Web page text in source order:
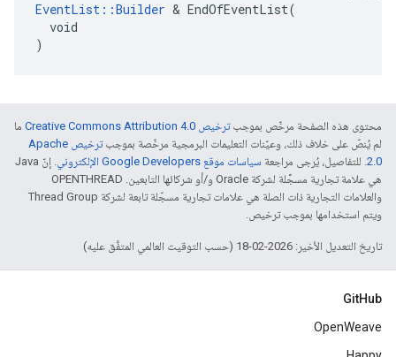
EventList::Builder & EndOfEventList(
  void
)
محتوى هذه الصفحة مرخّص بموجبترخيص Creative Commons Attribution 4.0‏
ما
لم يُنصّ على خلاف ذلك، وعيّنات التعليمات البرمجية مرخّصة بموجب
ترخيص Apache
2.0‏. للتفاصيل، يُرجى مراجعة سياسات موقع Google Developers الإلكتروني
. إنّ Java
هي علامة تجارية مسجَّلة لشركة Oracle و/أو شركائها التابعين. ‫OPENTHREAD
والعلامات التجارية ذات الصلة هي علامات تجارية مسجّلة تابعة لشركة Thread Group
ويتم استخدامها بموجب ترخيص.
تاريخ التعديل الأخير: 2026-02-18 (حسب التوقيت العالمي المتفَّق عليه)
GitHub
OpenWeave